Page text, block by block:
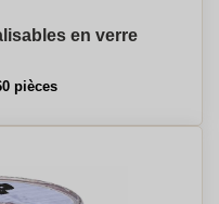
en verre
pièces